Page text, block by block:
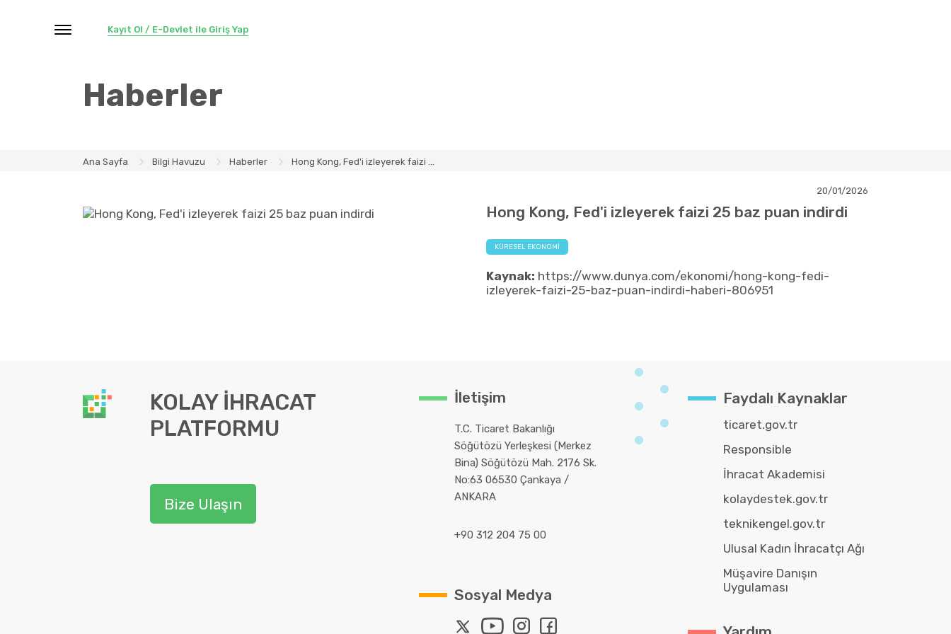
Kayıt Ol / E-Devlet ile Giriş Yap
Haberler
Ana Sayfa Bilgi Havuzu Haberler Hong Kong, Fed'i izleyerek faizi ...
20/01/2026
Hong Kong, Fed'i izleyerek faizi 25 baz puan indirdi
KÜRESEL EKONOMI
Kaynak: https://www.dunya.com/ekonomi/hong-kong-fedi-
izleyerek-faizi-25-baz-puan-indirdi-haberi-806951
KOLAY İHRACAT
PLATFORMU
Bize Ulaşın
İletişim
T.C. Ticaret Bakanlığı
Söğütözü Yerleşkesi (Merkez
Bina) Söğütözü Mah. 2176 Sk.
No:63 06530 Çankaya /
ANKARA
+90 312 204 75 00
Sosyal Medya
Faydalı Kaynaklar
ticaret.gov.tr
Responsible
İhracat Akademisi
kolaydestek.gov.tr
teknikengel.gov.tr
Ulusal Kadın İhracatçı Ağı
Müşavire Danışın
Uygulaması